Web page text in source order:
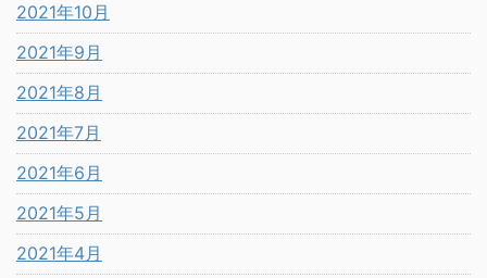
2021年10月
2021年9月
2021年8月
2021年7月
2021年6月
2021年5月
2021年4月